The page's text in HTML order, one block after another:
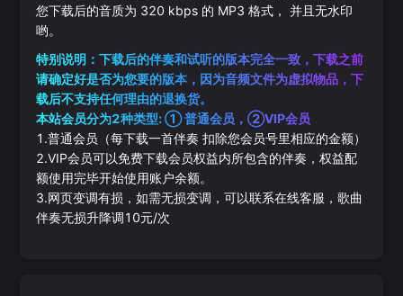
您下载后的音质为 320 kbps 的 MP3 格式， 并且无水印
哟。
特别说明：下载后的伴奏和试听的版本完全一致，下载之前
请确定好是否为您要的版本，因为音频文件为虚拟物品，下
载后不支持任何理由的退换货。
本站会员分为2种类型: ① 普通会员，②VIP会员
1.普通会员（每下载一首伴奏 扣除您会员号里相应的金额）
2.VIP会员可以免费下载会员权益内所包含的伴奏，权益配
额使用完毕开始使用账户余额。
3.网页变调有损，如需无损变调，可以联系在线客服，歌曲
伴奏无损升降调10元/次